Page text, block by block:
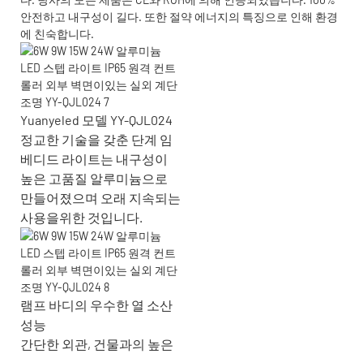
안전하고 내구성이 길다. 또한 절약 에너지의 특징으로 인해 환경
에 친숙합니다.
Yuanyeled 모델 YY-QJL024
정교한 기술을 갖춘 단계 임
베디드 라이트는 내구성이
높은 고품질 알루미늄으로
만들어졌으며 오래 지속되는
사용을위한 것입니다.
램프 바디의 우수한 열 소산
성능
간단한 외관, 건물과의 높은